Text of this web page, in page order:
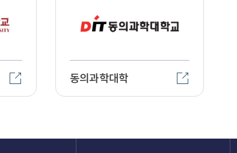
동의과학대학